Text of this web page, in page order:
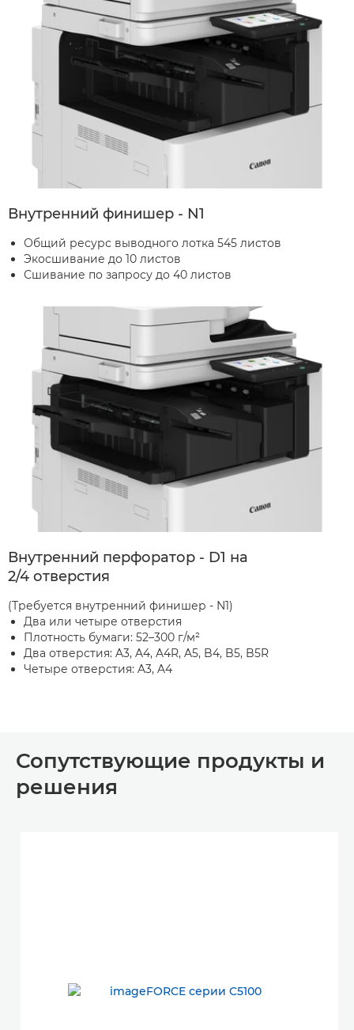
Внутренний финишер - N1
Общий ресурс выводного лотка 545 листов
Экосшивание до 10 листов
Сшивание по запросу до 40 листов
Внутренний перфоратор - D1 на
2/4 отверстия
(Требуется внутренний финишер - N1)
Два или четыре отверстия
Плотность бумаги: 52–300 г/м²
Два отверстия: A3, A4, A4R, A5, B4, B5, B5R
Четыре отверстия: A3, A4
Сопутствующие продукты и
решения